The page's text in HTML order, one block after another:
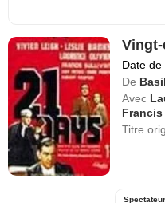
Date
De
Avec
Titre